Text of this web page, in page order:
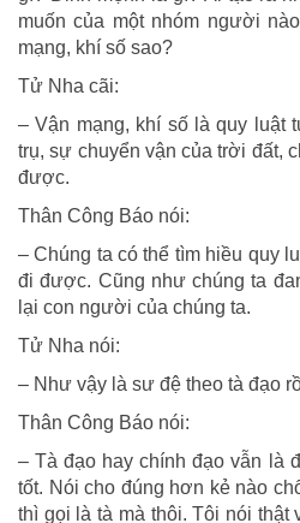
muốn của một nhóm người
mạng, khí số sao?
Tử Nha cãi:
– Vận mạng, khí số là quy luật
trụ, sự chuyển vận của trời đất,
được.
Thân Công Báo nói:
– Chúng ta có thể tìm hiều quy
đi được. Cũng như chúng ta
lại con người của chúng ta.
Tử Nha nói:
– Như vậy là sư đệ theo tà đạo
Thân Công Báo nói:
– Tà đạo hay chính đạo vẫn là
tốt. Nói cho đúng hơn kẻ nào
thì gọi là tà mà thôi. Tôi nói thật